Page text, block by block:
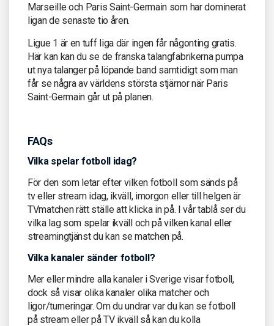
Marseille och Paris Saint-Germain som har dominerat
ligan de senaste tio åren.
Ligue 1 är en tuff liga där ingen får någonting gratis.
Här kan kan du se de franska talangfabrikerna pumpa
ut nya talanger på löpande band samtidigt som man
får se några av världens största stjärnor när Paris
Saint-Germain går ut på planen.
FAQs
Vilka spelar fotboll idag?
För den som letar efter vilken fotboll som sänds på
tv eller stream idag, ikväll, imorgon eller till helgen är
TVmatchen rätt ställe att klicka in på. I vår tablå ser du
vilka lag som spelar ikväll och på vilken kanal eller
streamingtjänst du kan se matchen på.
Vilka kanaler sänder fotboll?
Mer eller mindre alla kanaler i Sverige visar fotboll,
dock så visar olika kanaler olika matcher och
ligor/turneringar. Om du undrar var du kan se fotboll
på stream eller på TV ikväll så kan du kolla